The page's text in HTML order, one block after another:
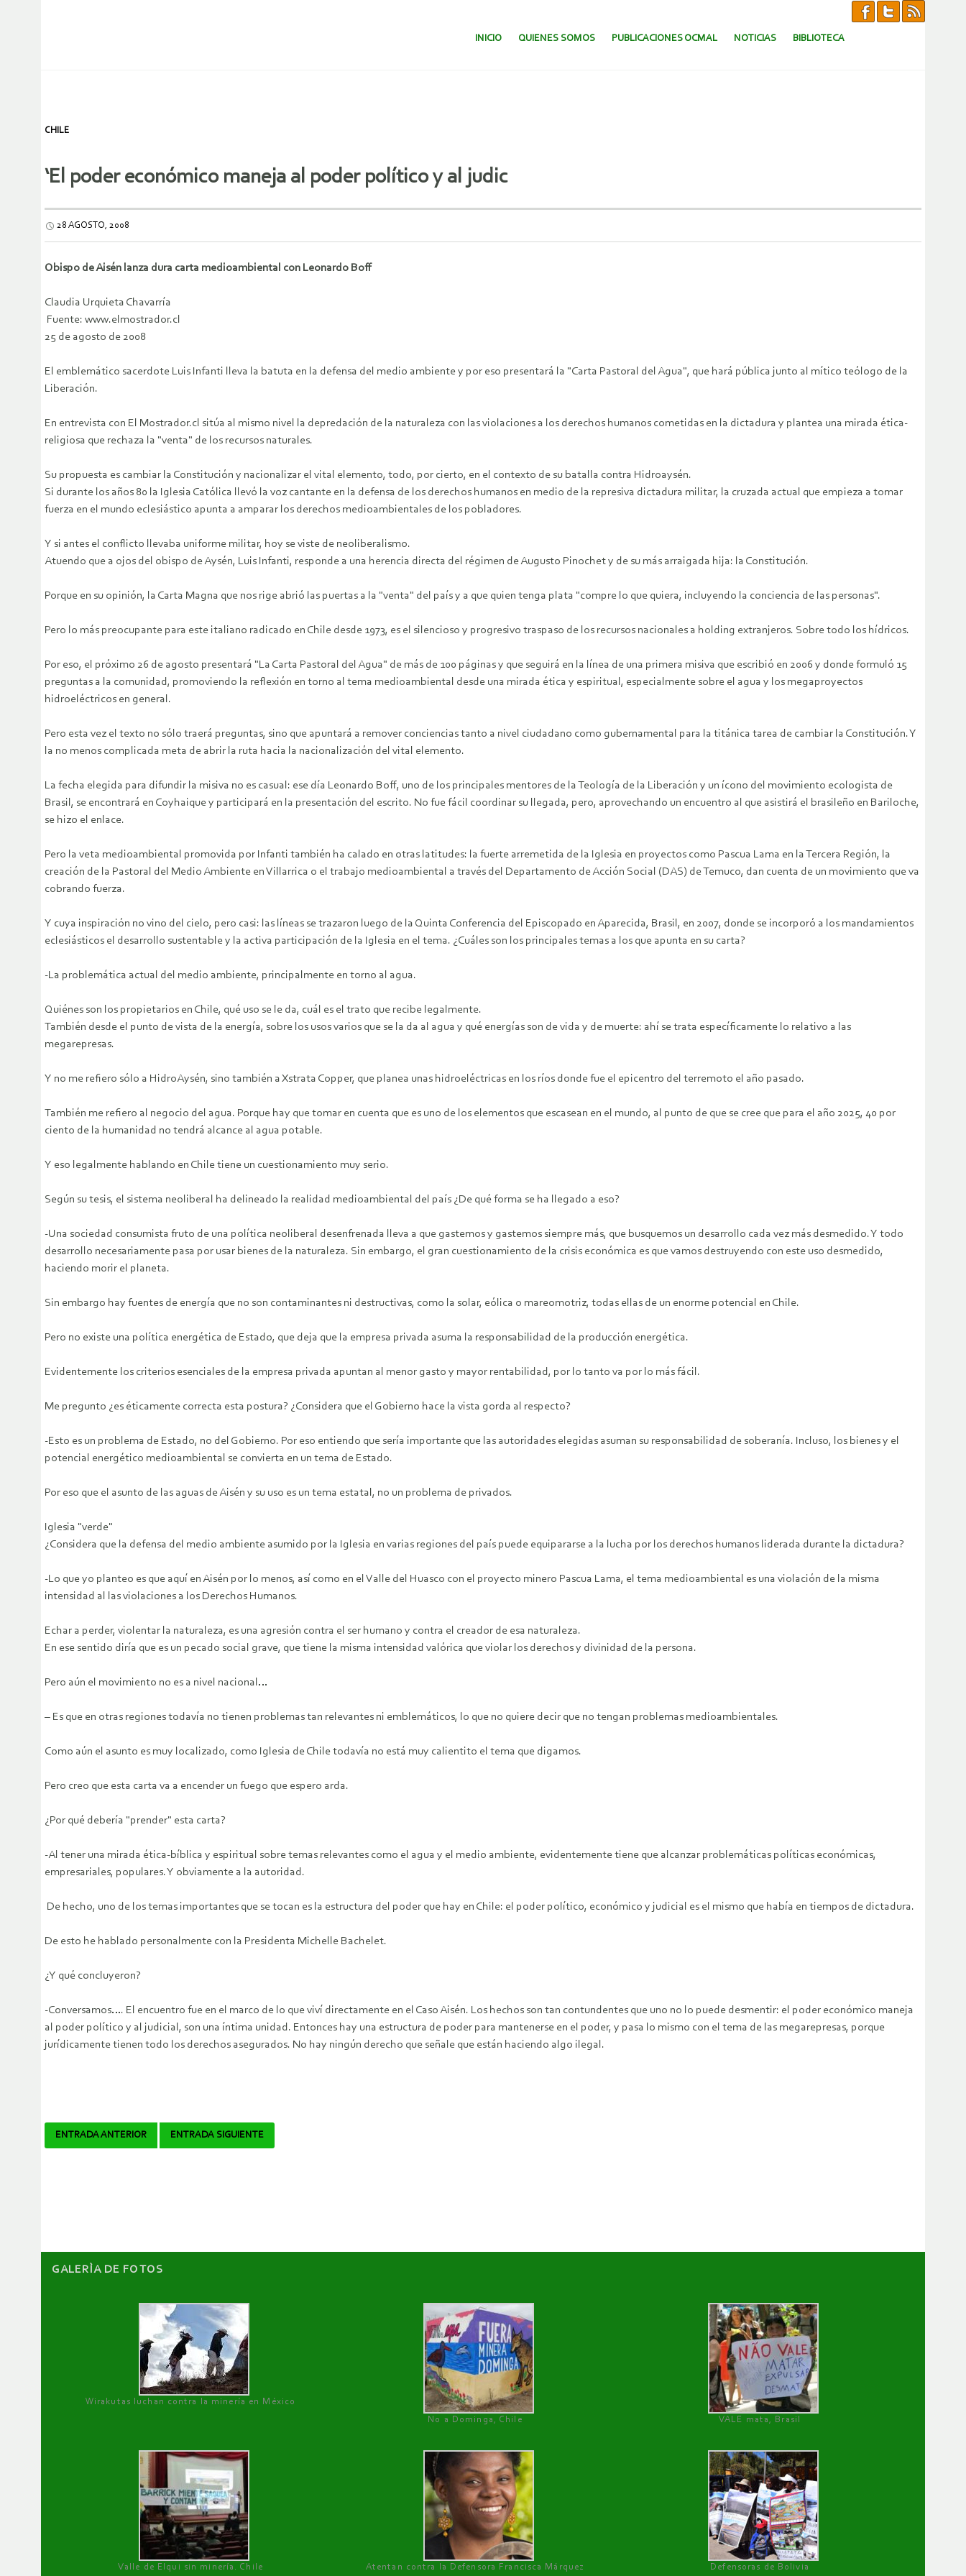
SALTAR AL CONTENIDO.
INICIO QUIENES SOMOS PUBLICACIONES OCMAL NOTICIAS BIBLIOTECA
CHILE
‘El poder económico maneja al poder político y al judic
28 AGOSTO, 2008
Obispo de Aisén lanza dura carta medioambiental con Leonardo Boff
Claudia Urquieta Chavarría
Fuente: www.elmostrador.cl
25 de agosto de 2008
El emblemático sacerdote Luis Infanti lleva la batuta en la defensa del medio ambiente y por eso presentará la "Carta Pastoral del Agua", que hará pública junto al mítico teólogo de la
Liberación.
En entrevista con El Mostrador.cl sitúa al mismo nivel la depredación de la naturaleza con las violaciones a los derechos humanos cometidas en la dictadura y plantea una mirada ética-
religiosa que rechaza la "venta" de los recursos naturales.
Su propuesta es cambiar la Constitución y nacionalizar el vital elemento, todo, por cierto, en el contexto de su batalla contra Hidroaysén.
Si durante los años 80 la Iglesia Católica llevó la voz cantante en la defensa de los derechos humanos en medio de la represiva dictadura militar, la cruzada actual que empieza a tomar
fuerza en el mundo eclesiástico apunta a amparar los derechos medioambientales de los pobladores.
Y si antes el conflicto llevaba uniforme militar, hoy se viste de neoliberalismo.
Atuendo que a ojos del obispo de Aysén, Luis Infanti, responde a una herencia directa del régimen de Augusto Pinochet y de su más arraigada hija: la Constitución.
Porque en su opinión, la Carta Magna que nos rige abrió las puertas a la "venta" del país y a que quien tenga plata "compre lo que quiera, incluyendo la conciencia de las personas".
Pero lo más preocupante para este italiano radicado en Chile desde 1973, es el silencioso y progresivo traspaso de los recursos nacionales a holding extranjeros. Sobre todo los hídricos.
Por eso, el próximo 26 de agosto presentará "La Carta Pastoral del Agua" de más de 100 páginas y que seguirá en la línea de una primera misiva que escribió en 2006 y donde formuló 15
preguntas a la comunidad, promoviendo la reflexión en torno al tema medioambiental desde una mirada ética y espiritual, especialmente sobre el agua y los megaproyectos
hidroeléctricos en general.
Pero esta vez el texto no sólo traerá preguntas, sino que apuntará a remover conciencias tanto a nivel ciudadano como gubernamental para la titánica tarea de cambiar la Constitución. Y
la no menos complicada meta de abrir la ruta hacia la nacionalización del vital elemento.
La fecha elegida para difundir la misiva no es casual: ese día Leonardo Boff, uno de los principales mentores de la Teología de la Liberación y un ícono del movimiento ecologista de
Brasil, se encontrará en Coyhaique y participará en la presentación del escrito. No fue fácil coordinar su llegada, pero, aprovechando un encuentro al que asistirá el brasileño en Bariloche,
se hizo el enlace.
Pero la veta medioambiental promovida por Infanti también ha calado en otras latitudes: la fuerte arremetida de la Iglesia en proyectos como Pascua Lama en la Tercera Región, la
creación de la Pastoral del Medio Ambiente en Villarrica o el trabajo medioambiental a través del Departamento de Acción Social (DAS) de Temuco, dan cuenta de un movimiento que va
cobrando fuerza.
Y cuya inspiración no vino del cielo, pero casi: las líneas se trazaron luego de la Quinta Conferencia del Episcopado en Aparecida, Brasil, en 2007, donde se incorporó a los mandamientos
eclesiásticos el desarrollo sustentable y la activa participación de la Iglesia en el tema. ¿Cuáles son los principales temas a los que apunta en su carta?
-La problemática actual del medio ambiente, principalmente en torno al agua.
Quiénes son los propietarios en Chile, qué uso se le da, cuál es el trato que recibe legalmente.
También desde el punto de vista de la energía, sobre los usos varios que se la da al agua y qué energías son de vida y de muerte: ahí se trata específicamente lo relativo a las
megarepresas.
Y no me refiero sólo a HidroAysén, sino también a Xstrata Copper, que planea unas hidroeléctricas en los ríos donde fue el epicentro del terremoto el año pasado.
También me refiero al negocio del agua. Porque hay que tomar en cuenta que es uno de los elementos que escasean en el mundo, al punto de que se cree que para el año 2025, 40 por
ciento de la humanidad no tendrá alcance al agua potable.
Y eso legalmente hablando en Chile tiene un cuestionamiento muy serio.
Según su tesis, el sistema neoliberal ha delineado la realidad medioambiental del país ¿De qué forma se ha llegado a eso?
-Una sociedad consumista fruto de una política neoliberal desenfrenada lleva a que gastemos y gastemos siempre más, que busquemos un desarrollo cada vez más desmedido. Y todo
desarrollo necesariamente pasa por usar bienes de la naturaleza. Sin embargo, el gran cuestionamiento de la crisis económica es que vamos destruyendo con este uso desmedido,
haciendo morir el planeta.
Sin embargo hay fuentes de energía que no son contaminantes ni destructivas, como la solar, eólica o mareomotriz, todas ellas de un enorme potencial en Chile.
Pero no existe una política energética de Estado, que deja que la empresa privada asuma la responsabilidad de la producción energética.
Evidentemente los criterios esenciales de la empresa privada apuntan al menor gasto y mayor rentabilidad, por lo tanto va por lo más fácil.
Me pregunto ¿es éticamente correcta esta postura? ¿Considera que el Gobierno hace la vista gorda al respecto?
-Esto es un problema de Estado, no del Gobierno. Por eso entiendo que sería importante que las autoridades elegidas asuman su responsabilidad de soberanía. Incluso, los bienes y el
potencial energético medioambiental se convierta en un tema de Estado.
Por eso que el asunto de las aguas de Aisén y su uso es un tema estatal, no un problema de privados.
Iglesia "verde"
¿Considera que la defensa del medio ambiente asumido por la Iglesia en varias regiones del país puede equipararse a la lucha por los derechos humanos liderada durante la dictadura?
-Lo que yo planteo es que aquí en Aisén por lo menos, así como en el Valle del Huasco con el proyecto minero Pascua Lama, el tema medioambiental es una violación de la misma
intensidad al las violaciones a los Derechos Humanos.
Echar a perder, violentar la naturaleza, es una agresión contra el ser humano y contra el creador de esa naturaleza.
En ese sentido diría que es un pecado social grave, que tiene la misma intensidad valórica que violar los derechos y divinidad de la persona.
Pero aún el movimiento no es a nivel nacional…
– Es que en otras regiones todavía no tienen problemas tan relevantes ni emblemáticos, lo que no quiere decir que no tengan problemas medioambientales.
Como aún el asunto es muy localizado, como Iglesia de Chile todavía no está muy calientito el tema que digamos.
Pero creo que esta carta va a encender un fuego que espero arda.
¿Por qué debería "prender" esta carta?
-Al tener una mirada ética-bíblica y espiritual sobre temas relevantes como el agua y el medio ambiente, evidentemente tiene que alcanzar problemáticas políticas económicas,
empresariales, populares. Y obviamente a la autoridad.
De hecho, uno de los temas importantes que se tocan es la estructura del poder que hay en Chile: el poder político, económico y judicial es el mismo que había en tiempos de dictadura.
De esto he hablado personalmente con la Presidenta Michelle Bachelet.
¿Y qué concluyeron?
-Conversamos…. El encuentro fue en el marco de lo que viví directamente en el Caso Aisén. Los hechos son tan contundentes que uno no lo puede desmentir: el poder económico maneja
al poder político y al judicial, son una íntima unidad. Entonces hay una estructura de poder para mantenerse en el poder, y pasa lo mismo con el tema de las megarepresas, porque
jurídicamente tienen todo los derechos asegurados. No hay ningún derecho que señale que están haciendo algo ilegal.
Navegador
ENTRADA ANTERIOR ENTRADA SIGUIENTE
GALERÌA DE FOTOS
Wirakutas luchan contra la minería en México
No a Dominga, Chile
VALE mata, Brasil
Valle de Elqui sin minería. Chile Atentan contra la Defensora Francisca Márquez Defensoras de Bolivia